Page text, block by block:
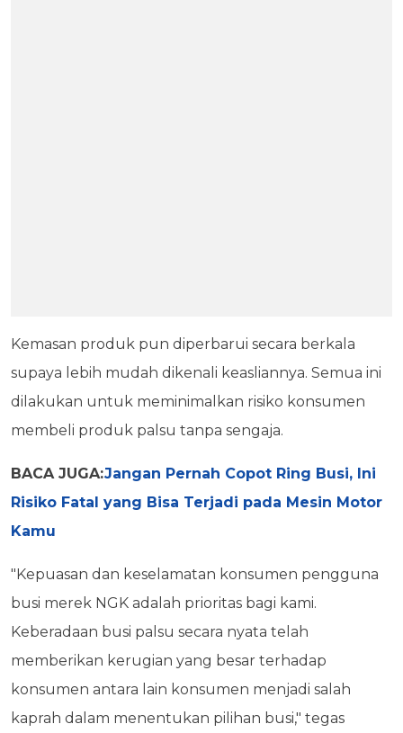
Kemasan produk pun diperbarui secara berkala
supaya lebih mudah dikenali keasliannya. Semua ini
dilakukan untuk meminimalkan risiko konsumen
membeli produk palsu tanpa sengaja.
BACA JUGA:Jangan Pernah Copot Ring Busi, Ini
Risiko Fatal yang Bisa Terjadi pada Mesin Motor
Kamu
"Kepuasan dan keselamatan konsumen pengguna
busi merek NGK adalah prioritas bagi kami.
Keberadaan busi palsu secara nyata telah
memberikan kerugian yang besar terhadap
konsumen antara lain konsumen menjadi salah
kaprah dalam menentukan pilihan busi," tegas